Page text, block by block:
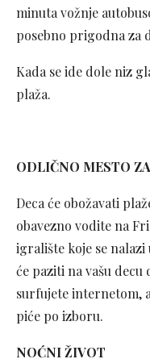
minuta vožnje
posebno prigodna za
Kada se ide dole niz
plaža.
ODLIČNO MESTO
Deca će obožavati
obavezno vodite na
igralište koje se nalazi
će paziti na vašu
surfujete internetom,
piće po izboru.
NOĆNI ŽIVOT